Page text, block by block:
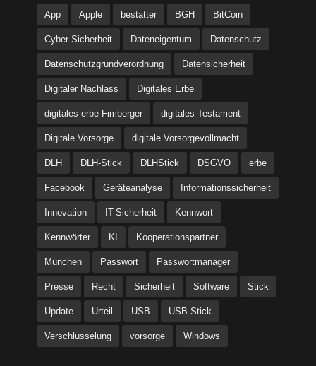
App Apple bestatter BGH BitCoin
Cyber-Sicherheit Dateneigentum Datenschutz
Datenschutzgrundverordnung Datensicherheit
Digitaler Nachlass Digitales Erbe
digitales erbe Fimberger digitales Testament
Digitale Vorsorge digitale Vorsorgevollmacht
DLH DLH-Stick DLHStick DSGVO erbe
Facebook Geräteanalyse Informationssicherheit
Innovation IT-Sicherheit Kennwort
Kennwörter KI Kooperationspartner
München Passwort Passwortmanager
Presse Recht Sicherheit Software Stick
Update Urteil USB USB-Stick
Verschlüsselung vorsorge Windows